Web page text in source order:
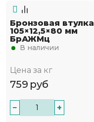
Бронзовая втулка
105×12,5×80 мм
БрАЖМц
В наличии
Цена за кг
759 руб
− +